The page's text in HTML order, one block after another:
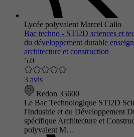
Lycée polyvalent Marcel Callo
Bac techno - STI2D sciences et
du développement durable
architecture et construction
5.0
3 avis
Redon 35600
Le Bac Technologique STI2D
l'Industrie et du Développement
spécifique Architecture et
polyvalent M…